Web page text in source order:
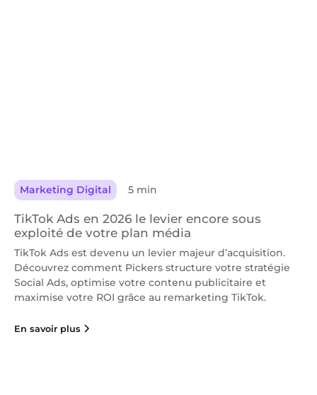
Marketing Digital 5 min
TikTok Ads en 2026 le levier encore sous
exploité de votre plan média
TikTok Ads est devenu un levier majeur d’acquisition.
Découvrez comment Pickers structure votre stratégie
Social Ads, optimise votre contenu publicitaire et
maximise votre ROI grâce au remarketing TikTok.
En savoir plus